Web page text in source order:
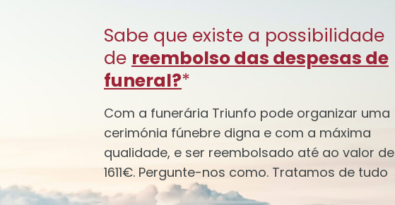
Sabe que existe a possibilidade
de reembolso das despesas de
funeral?*
Com a funerária Triunfo pode organizar uma
cerimónia fúnebre digna e com a máxima
qualidade, e ser reembolsado até ao valor de
1611€. Pergunte-nos como. Tratamos de tudo